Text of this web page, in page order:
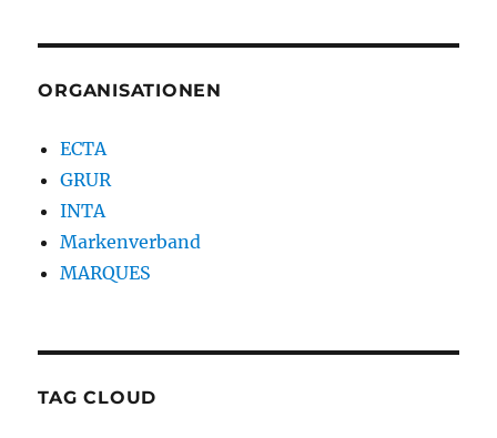
ORGANISATIONEN
ECTA
GRUR
INTA
Markenverband
MARQUES
TAG CLOUD